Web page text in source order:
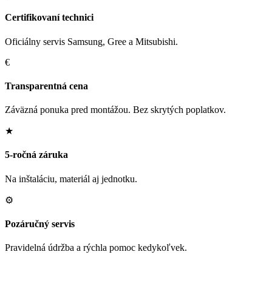
Certifikovaní technici
Oficiálny servis Samsung, Gree a Mitsubishi.
€
Transparentná cena
Záväzná ponuka pred montážou. Bez skrytých poplatkov.
★
5-ročná záruka
Na inštaláciu, materiál aj jednotku.
⚙
Pozáručný servis
Pravidelná údržba a rýchla pomoc kedykoľvek.